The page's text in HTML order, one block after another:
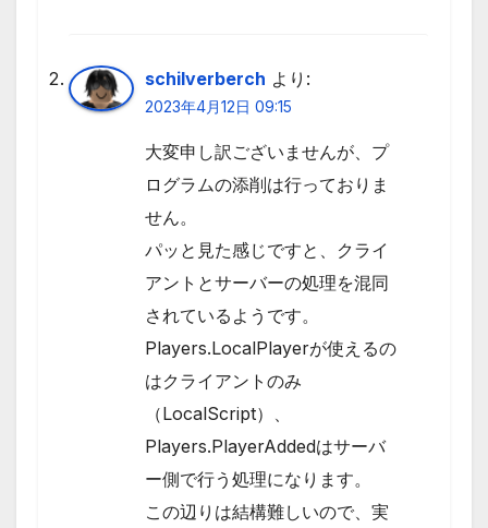
schilverberch より:
2023年4月12日 09:15
大変申し訳ございませんが、プ
ログラムの添削は行っておりま
せん。
パッと見た感じですと、クライ
アントとサーバーの処理を混同
されているようです。
Players.LocalPlayerが使えるの
はクライアントのみ
（LocalScript）、
Players.PlayerAddedはサーバ
ー側で行う処理になります。
この辺りは結構難しいので、実